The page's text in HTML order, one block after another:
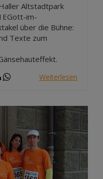
Altstadtpark
im-
über die Bühne:
Texte zum
Weiterlesen